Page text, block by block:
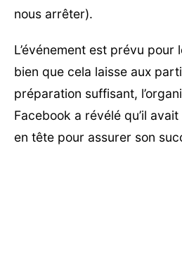
nous arrêter).
L’événement est prévu
bien que cela laisse aux
préparation suffisant,
Facebook a révélé qu’il
en tête pour assurer son